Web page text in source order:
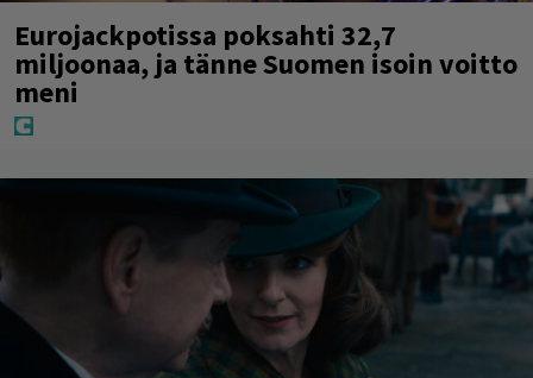
Eurojackpotissa poksahti 32,7
miljoonaa, ja tänne Suomen isoin voitto
meni